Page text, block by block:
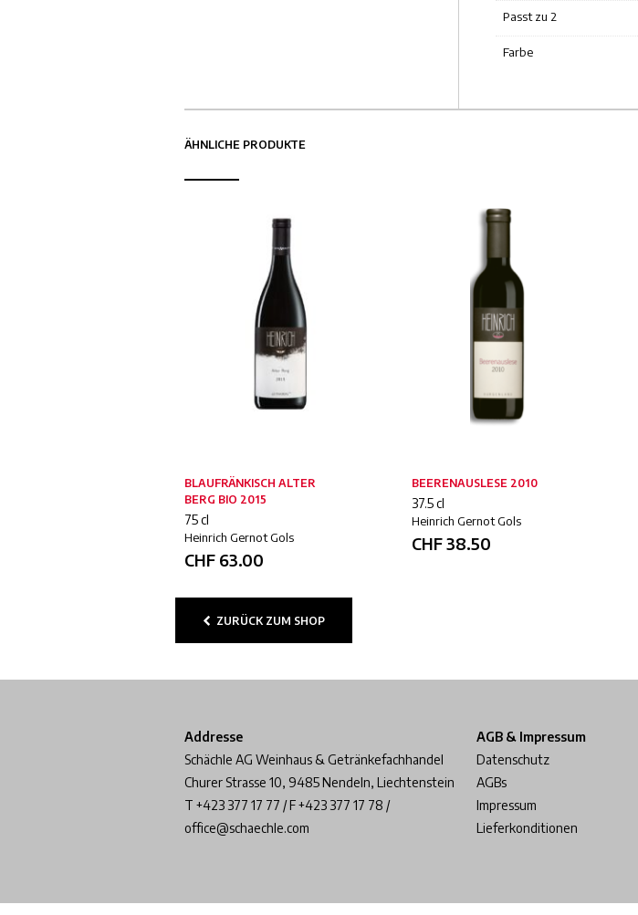
Passt zu 2
Farbe
ÄHNLICHE PRODUKTE
BLAUFRÄNKISCH ALTER
BERG BIO 2015
75 cl
Heinrich Gernot Gols
CHF 63.00
BEERENAUSLESE 2010
37.5 cl
Heinrich Gernot Gols
CHF38.50
ZURÜCK ZUM SHOP
Addresse
Schächle AG Weinhaus & Getränkefachhandel
Churer Strasse 10, 9485 Nendeln, Liechtenstein
T +423 377 17 77 / F +423 377 17 78 /
office@schaechle.com
AGB & Impressum
Datenschutz
AGBs
Impressum
Lieferkonditionen